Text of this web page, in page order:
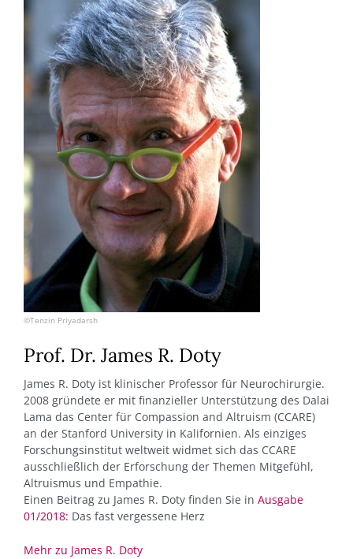
©Tenzin Priyadarsh
Prof. Dr. James R. Doty
James R. Doty ist klinischer Professor für Neurochirurgie.
2008 gründete er mit finanzieller Unterstützung des Dalai
Lama das Center für Compassion and Altruism (CCARE)
an der Stanford University in Kalifornien. Als einziges
Forschungsinstitut weltweit widmet sich das CCARE
ausschließlich der Erforschung der Themen Mitgefühl,
Altruismus und Empathie.
Einen Beitrag zu James R. Doty finden Sie in Ausgabe
01/2018: Das fast vergessene Herz
Mehr zu James R. Doty